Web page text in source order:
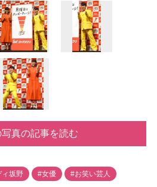
写真の記事を読む
ィ坂野 #女優 #お笑い芸人